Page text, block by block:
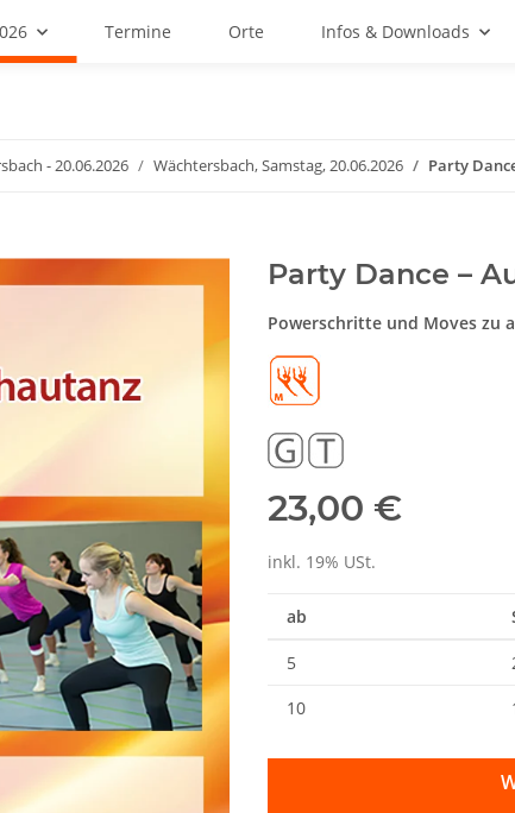
Termine Orte Infos & Downloads
- 20.06.2026 Wächtersbach, Samstag, 20.06.2026 Party
Party Dance –
Powerschritte und Moves zu
23,00 €
inkl. 19% USt.
ab
5
10